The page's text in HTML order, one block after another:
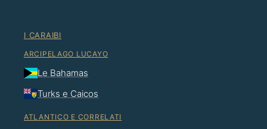
I CARAIBI
ARCIPELAGO LUCAYO
Le Bahamas
Turks e Caicos
ATLANTICO E CORRELATI